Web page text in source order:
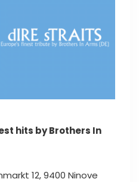
hits by Brothers In
12, 9400 Ninove